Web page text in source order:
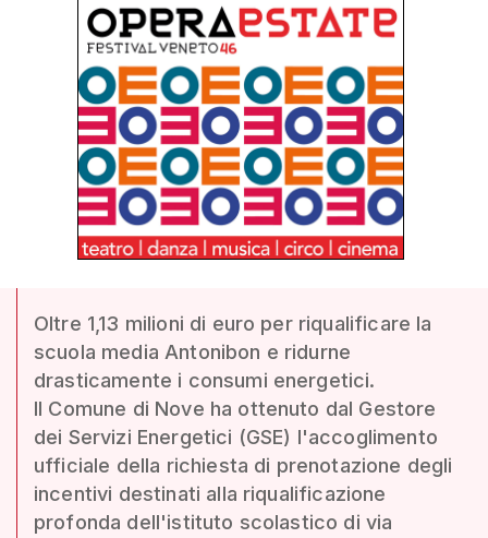
Oltre 1,13 milioni di euro per riqualificare la
scuola media Antonibon e ridurne
drasticamente i consumi energetici.
Il Comune di Nove ha ottenuto dal Gestore
dei Servizi Energetici (GSE) l'accoglimento
ufficiale della richiesta di prenotazione degli
incentivi destinati alla riqualificazione
profonda dell'istituto scolastico di via